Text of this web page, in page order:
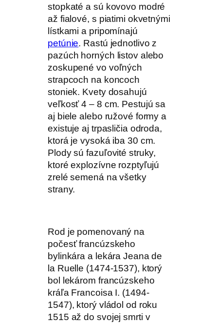
stopkaté a sú kovovo modré
až fialové, s piatimi okvetnými
lístkami a pripomínajú
petúnie. Rastú jednotlivo z
pazúch horných listov alebo
zoskupené vo voľných
strapcoch na koncoch
stoniek. Kvety dosahujú
veľkosť 4 – 8 cm. Pestujú sa
aj biele alebo ružové formy a
existuje aj trpasličia odroda,
ktorá je vysoká iba 30 cm.
Plody sú fazuľovité struky,
ktoré explozívne rozptyľujú
zrelé semená na všetky
strany.
Rod je pomenovaný na
počesť francúzskeho
bylinkára a lekára Jeana de
la Ruelle (1474-1537), ktorý
bol lekárom francúzskeho
kráľa Francoisa I. (1494-
1547), ktorý vládol od roku
1515 až do svojej smrti v